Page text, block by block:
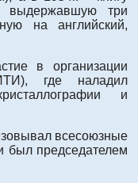
выдержавшую три
на английский,
в организации
где наладил
и
всесоюзные
был председателем